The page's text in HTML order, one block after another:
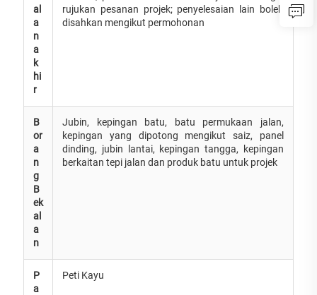
al
a
n
a
k
hi
r
rujukan pesanan projek; penyelesaian lain boleh
disahkan mengikut permohonan
B
or
a
n
g
B
ek
al
a
n
Jubin, kepingan batu, batu permukaan jalan,
kepingan yang dipotong mengikut saiz, panel
dinding, jubin lantai, kepingan tangga, kepingan
berkaitan tepi jalan dan produk batu untuk projek
P
a
Peti Kayu